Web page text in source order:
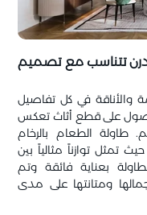
تتناسب مع تصميم
والأناقة في كل تفاصيل
على قطع أثاث تعكس
الطعام بالرخام
تمثل توازناً مثالياً بين
بعناية فائقة وتم
ومتانتها على مدى